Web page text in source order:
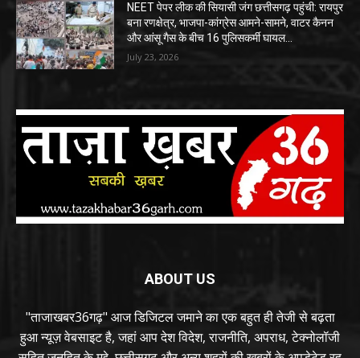
NEET पेपर लीक की सियासी जंग छत्तीसगढ़ पहुंची: रायपुर
बना रणक्षेत्र, भाजपा-कांग्रेस आमने-सामने, वाटर कैनन
और आंसू गैस के बीच 16 पुलिसकर्मी घायल…
July 23, 2026
ABOUT US
"ताजाखबर36गढ़" आज डिजिटल जमाने का एक बहुत ही तेजी से बढ़ता
हुआ न्यूज़ वेबसाइट है, जहां आप देश विदेश, राजनीति, अपराध, टेक्नोलॉजी